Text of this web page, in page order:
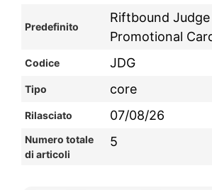
Predefinito
Riftbound Judge
Promotional
Codice JDG
Tipo core
Rilasciato 07/08/26
Numero totale
di articoli
5